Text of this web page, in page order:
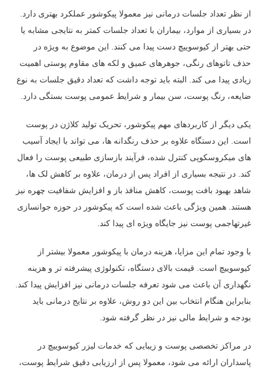
از نظر تعداد جلسات درمانی نیز معمولا پیکوشور عملکرد بهتری دارد.
در بسیاری از موارد، بیماران با تعداد جلسات کمتر به نتایجی مشابه یا
حتی بهتر از کیوسوییچ دست پیدا می کنند. این موضوع به ویژه در
حذف تاتوهای رنگی، جوهرهای عمیق و لکه های مقاوم پوستی اهمیت
زیادی پیدا می کند. البته باید توجه داشت که تعداد دقیق جلسات به نوع
ضایعه، رنگ پوست، سن بیمار و شرایط عمومی پوست بستگی دارد.
یکی دیگر از کاربردهای مهم پیکوشور، تحریک تولید کلاژن در پوست
است. این دستگاه علاوه بر حذف رنگدانه ها، می تواند با ایجاد آسیب
های میکروسکوپی کنترل شده، فرآیند بازسازی طبیعی پوست را فعال
کند. در نتیجه بسیاری از افراد پس از درمان، علاوه بر کاهش لک ها،
شاهد بهبود بافت پوست، کاهش منافذ باز و افزایش شفافیت چهره نیز
هستند. همین ویژگی باعث شده است که پیکوشور در حوزه جوانسازی
غیرتهاجمی پوست نیز جایگاه ویژه ای پیدا کند.
با وجود تمام این مزایا، هزینه درمان با پیکوشور معمولا بیشتر از
کیوسوییچ است. قیمت بالای دستگاه، تکنولوژی پیشرفته تر و هزینه
نگهداری آن باعث می شود تعرفه جلسات درمانی نیز افزایش پیدا کند.
بنابراین هنگام انتخاب بین این دو روش، علاوه بر نتایج درمانی باید
بودجه و شرایط مالی نیز در نظر گرفته شود.
در مراکز تخصصی پوست و زیبایی که خدمات لیزر کیوسوییچ در
پاسداران ارائه می شود، معمولا پس از ارزیابی دقیق شرایط پوست،